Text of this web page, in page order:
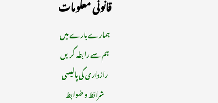
قانونی معلومات
ہمارے بارے میں
ہم سے رابطہ کریں
رازداری کی پالیسی
شرائط و ضوابط